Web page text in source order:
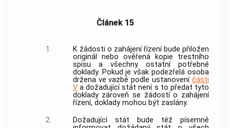
Článek 15
1.
K žádosti o zahájení řízení bude přiložen
originál nebo ověřená kopie trestního
spisu a všechny ostatní potřebné
doklady. Pokud je však podezřelá osoba
držena ve vazbě podle ustanovení části
Va dožadující stát není s to předat tyto
doklady zároveň se žádostí o zahájení
řízení, doklady mohou být zaslány.
2.
Dožadující stát bude též písemně